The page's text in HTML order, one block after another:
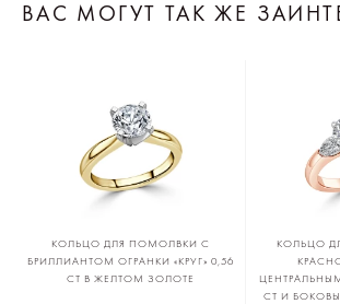
ВАС МОГУТ ТАК ЖЕ
КОЛЬЦО ДЛЯ ПОМОЛВКИ С
БРИЛЛИАНТОМ ОГРАНКИ «КРУГ» 0,56
CT В ЖЕЛТОМ ЗОЛОТЕ
КОЛЬЦО
CT И